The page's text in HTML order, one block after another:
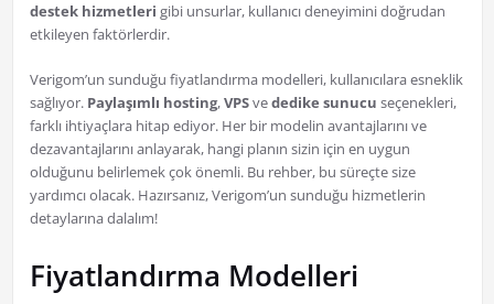
destek hizmetleri gibi unsurlar, kullanıcı deneyimini doğrudan
etkileyen faktörlerdir.
Verigom’un sunduğu fiyatlandırma modelleri, kullanıcılara esneklik
sağlıyor. Paylaşımlı hosting,VPSvededike sunucu seçenekleri,
farklı ihtiyaçlara hitap ediyor. Her bir modelin avantajlarını ve
dezavantajlarını anlayarak, hangi planın sizin için en uygun
olduğunu belirlemek çok önemli. Bu rehber, bu süreçte size
yardımcı olacak. Hazırsanız, Verigom’un sunduğu hizmetlerin
detaylarına dalalım!
Fiyatlandırma Modelleri